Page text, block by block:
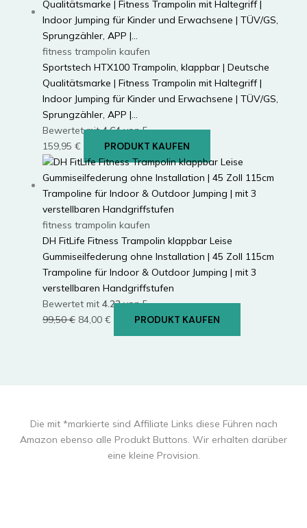
fitness trampolin kaufen
Sportstech HTX100 Trampolin, klappbar | Deutsche
Qualitätsmarke | Fitness Trampolin mit Haltegriff |
Indoor Jumping für Kinder und Erwachsene | TÜV/GS,
Sprungzähler, APP |…
Bewertet mit4.64von 5
159,95 € PRODUKT KAUFEN
fitness trampolin kaufen
DH FitLife Fitness Trampolin klappbar Leise
Gummiseilfederung ohne Installation | 45 Zoll 115cm
Trampoline für Indoor & Outdoor Jumping | mit 3
verstellbaren Handgriffstufen
Bewertet mit 4.22von 5
99,50€ Ursprünglicher
84,00 €Aktueller
Preis
PRODUKT KAUFEN
Die mit *markierte sind Affiliate Links diese Führen nach
Amazon ebenso alle Produkt Buttons. Wir erhalten darüber
eine kleine Provision.